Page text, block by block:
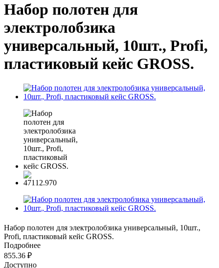
Набор полотен для
электролобзика
универсальный, 10шт., Profi,
пластиковый кейс GROSS.
Набор полотен для электролобзика универсальный, 10шт.,
Profi, пластиковый кейс GROSS.
Подробнее
855.36 ₽
Доступно